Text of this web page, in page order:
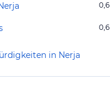
0,6
0,6
in Nerja